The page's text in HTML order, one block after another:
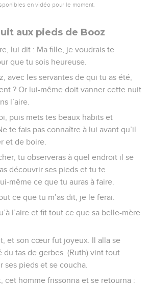
en vidéo pour le moment.
aux pieds de Booz
lui dit : Ma fille, je voudrais te
que tu sois heureuse.
avec les servantes de qui tu as été,
? Or lui-même doit vanner cette nuit
l’aire.
puis mets tes beaux habits et
te fais pas connaître à lui avant qu’il
et de boire.
tu observeras à quel endroit il se
découvrir ses pieds et tu te
même ce que tu auras à faire.
ce que tu m’as dit, je le ferai.
l’aire et fit tout ce que sa belle-mère
et son cœur fut joyeux. Il alla se
du tas de gerbes. (Ruth) vint tout
ses pieds et se coucha.
cet homme frissonna et se retourna :